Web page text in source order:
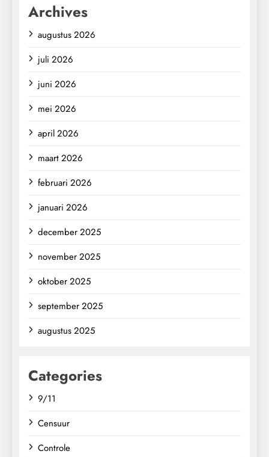
Archives
augustus 2026
juli 2026
juni 2026
mei 2026
april 2026
maart 2026
februari 2026
januari 2026
december 2025
november 2025
oktober 2025
september 2025
augustus 2025
Categories
9/11
Censuur
Controle